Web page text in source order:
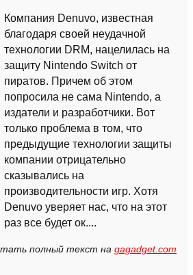
Компания Denuvo, известная
благодаря своей неудачной
технологии DRM, нацелилась на
защиту Nintendo Switch от
пиратов. Причем об этом
попросила не сама Nintendo, а
издатели и разработчики. Вот
только проблема в том, что
предыдущие технологии защиты
компании отрицательно
сказывались на
производительности игр. Хотя
Denuvo уверяет нас, что на этот
раз все будет ок....
полный текст на gagadget.com